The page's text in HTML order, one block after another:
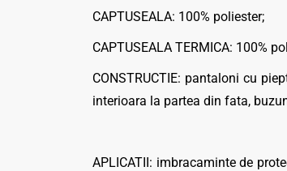
CAPTUSEALA: 100% poliester;
CAPTUSEALA TERMICA: 100%
CONSTRUCTIE: pantaloni cu
interioara la partea din fata,
APLICATII: imbracaminte de